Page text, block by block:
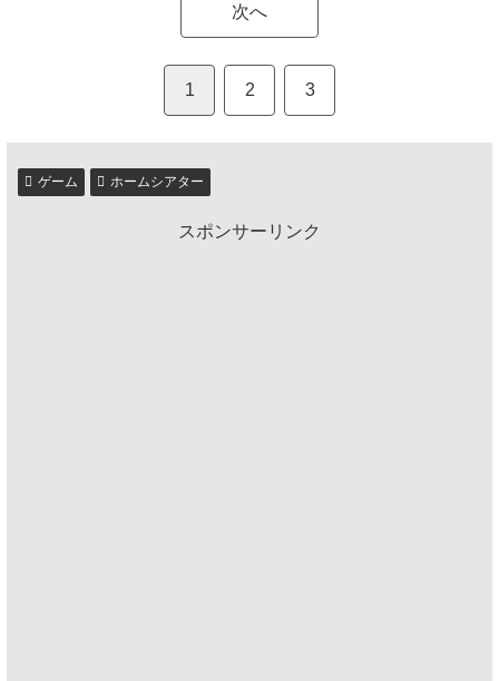
次へ
1 2 3
ゲーム ホームシアター
スポンサーリンク